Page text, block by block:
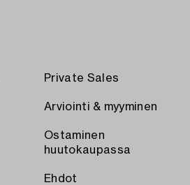
Private Sales
Arviointi & myyminen
Ostaminen
huutokaupassa
Ehdot